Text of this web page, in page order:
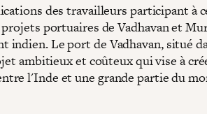
des travailleurs participant à
portuaires de Vadhavan et
indien. Le port de Vadhavan, situé
ambitieux et coûteux qui vise à
l'Inde et une grande partie du